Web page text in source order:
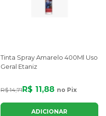
Tinta Spray Amarelo 400Ml Uso
Geral Etaniz
R$ 14,71 R$ 11,88 no Pix
ADICIONAR